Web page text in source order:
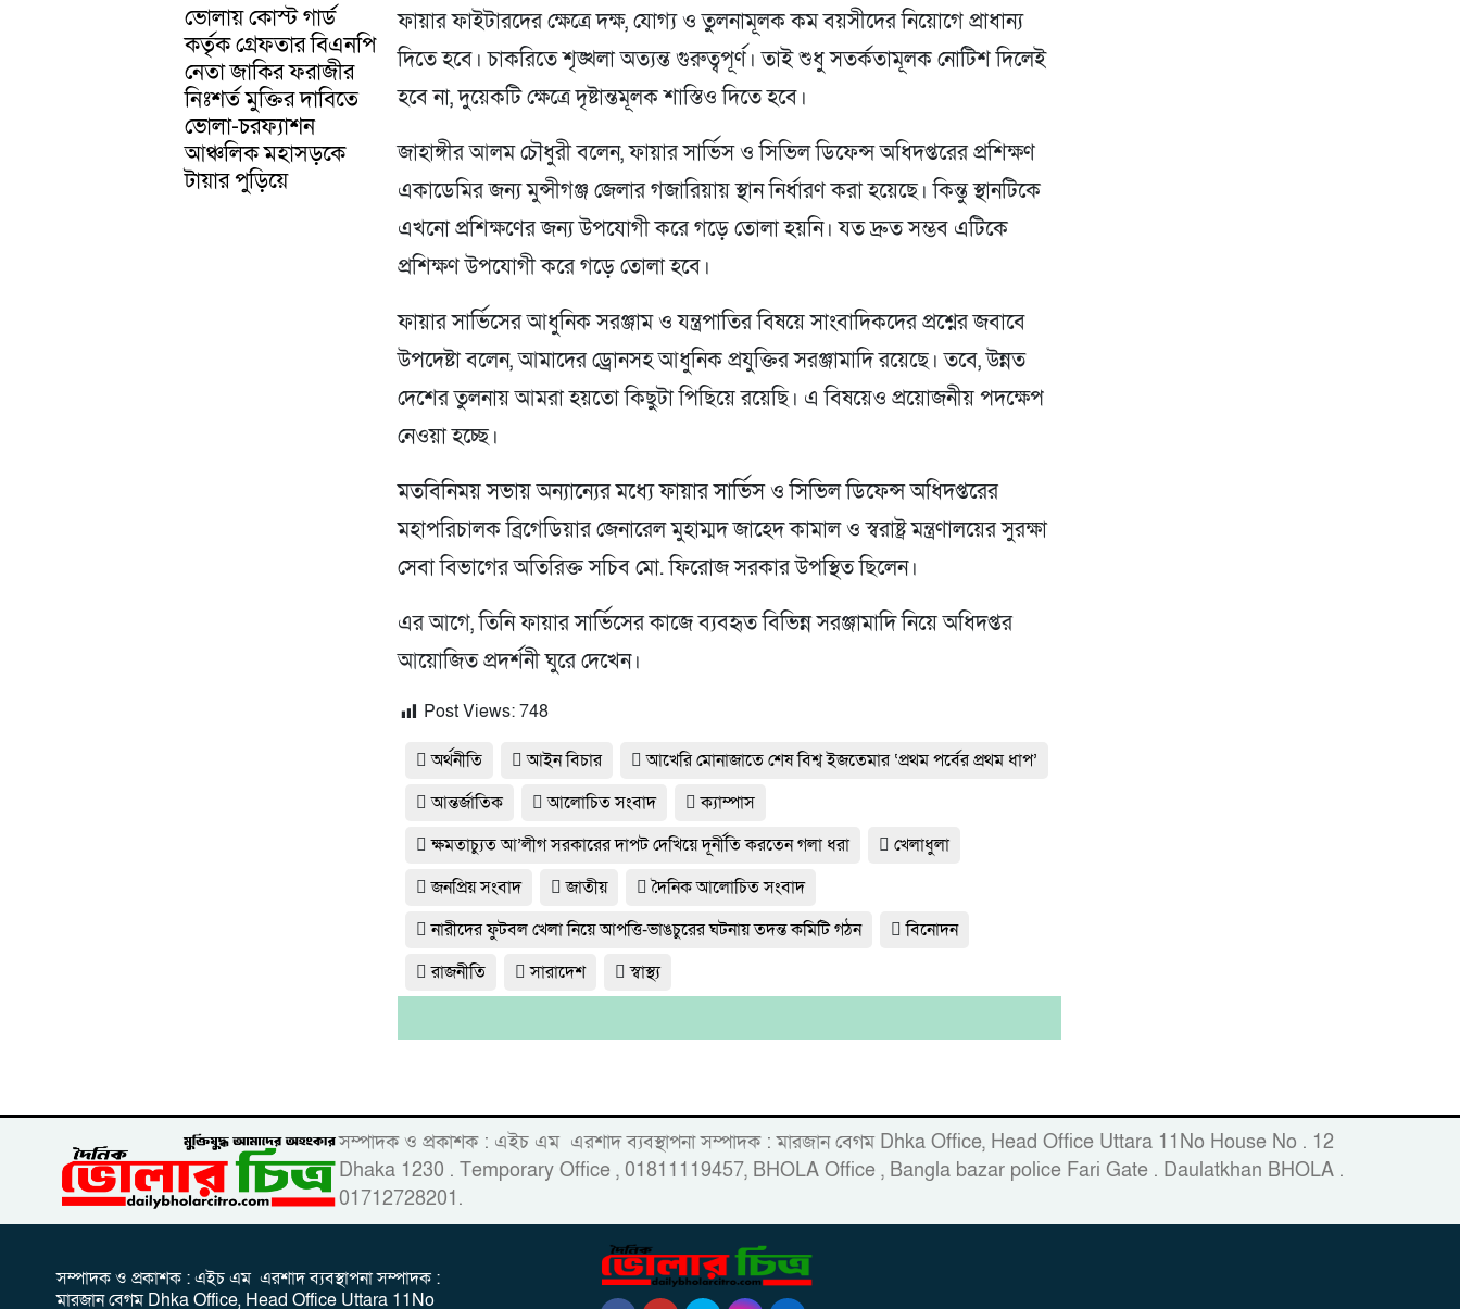
ভোলায় কোস্ট গার্ড
কর্তৃক গ্রেফতার বিএনপি
নেতা জাকির ফরাজীর
নিঃশর্ত মুক্তির দাবিতে
ভোলা-চরফ্যাশন
আঞ্চলিক মহাসড়কে
টায়ার পুড়িয়ে
ফায়ার ফাইটারদের ক্ষেত্রে দক্ষ, যোগ্য ও তুলনামূলক কম বয়সীদের নিয়োগে প্রাধান্য
দিতে হবে। চাকরিতে শৃঙ্খলা অত্যন্ত গুরুত্বপূর্ণ। তাই শুধু সতর্কতামূলক নোটিশ দিলেই
হবে না, দুয়েকটি ক্ষেত্রে দৃষ্টান্তমূলক শাস্তিও দিতে হবে।
জাহাঙ্গীর আলম চৌধুরী বলেন, ফায়ার সার্ভিস ও সিভিল ডিফেন্স অধিদপ্তরের প্রশিক্ষণ
একাডেমির জন্য মুন্সীগঞ্জ জেলার গজারিয়ায় স্থান নির্ধারণ করা হয়েছে। কিন্তু স্থানটিকে
এখনো প্রশিক্ষণের জন্য উপযোগী করে গড়ে তোলা হয়নি। যত দ্রুত সম্ভব এটিকে
প্রশিক্ষণ উপযোগী করে গড়ে তোলা হবে।
ফায়ার সার্ভিসের আধুনিক সরঞ্জাম ও যন্ত্রপাতির বিষয়ে সাংবাদিকদের প্রশ্নের জবাবে
উপদেষ্টা বলেন, আমাদের ড্রোনসহ আধুনিক প্রযুক্তির সরঞ্জামাদি রয়েছে। তবে, উন্নত
দেশের তুলনায় আমরা হয়তো কিছুটা পিছিয়ে রয়েছি। এ বিষয়েও প্রয়োজনীয় পদক্ষেপ
নেওয়া হচ্ছে।
মতবিনিময় সভায় অন্যান্যের মধ্যে ফায়ার সার্ভিস ও সিভিল ডিফেন্স অধিদপ্তরের
মহাপরিচালক ব্রিগেডিয়ার জেনারেল মুহাম্মদ জাহেদ কামাল ও স্বরাষ্ট্র মন্ত্রণালয়ের সুরক্ষা
সেবা বিভাগের অতিরিক্ত সচিব মো. ফিরোজ সরকার উপস্থিত ছিলেন।
এর আগে, তিনি ফায়ার সার্ভিসের কাজে ব্যবহৃত বিভিন্ন সরঞ্জামাদি নিয়ে অধিদপ্তর
আয়োজিত প্রদর্শনী ঘুরে দেখেন।
Post Views: 748
অর্থনীতি আইন বিচার
আখেরি মোনাজাতে শেষ বিশ্ব ইজতেমার ‘প্রথম পর্বের প্রথম ধাপ’
আন্তর্জাতিক
আলোচিত সংবাদ
ক্যাম্পাস
ক্ষমতাচ্যুত আ’লীগ সরকারের দাপট দেখিয়ে দূর্নীতি করতেন গলা ধরা
খেলাধুলা
জনপ্রিয় সংবাদ
জাতীয়
দৈনিক আলোচিত সংবাদ
নারীদের ফুটবল খেলা নিয়ে আপত্তি-ভাঙচুরের ঘটনায় তদন্ত কমিটি গঠন
বিনোদন
রাজনীতি
সারাদেশ স্বাস্থ্য
সম্পাদক ও প্রকাশক : এইচ এম এরশাদ ব্যবস্থাপনা সম্পাদক : মারজান বেগম Dhka Office, Head Office Uttara 11No House No . 12
Dhaka 1230 . Temporary Office , 01811119457, BHOLA Office , Bangla bazar police Fari Gate . Daulatkhan BHOLA .
01712728201.
সম্পাদক ও প্রকাশক : এইচ এম এরশাদ ব্যবস্থাপনা সম্পাদক :
মারজান বেগম Dhka Office, Head Office Uttara 11No